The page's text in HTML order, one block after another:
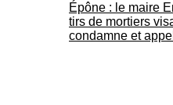
Épône : le maire
tirs de mortiers
condamne et